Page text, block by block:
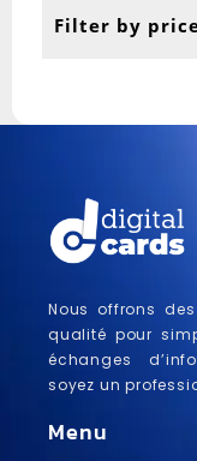
Filter by
Nous offrons
qualité pour
échanges
soyez un
Menu